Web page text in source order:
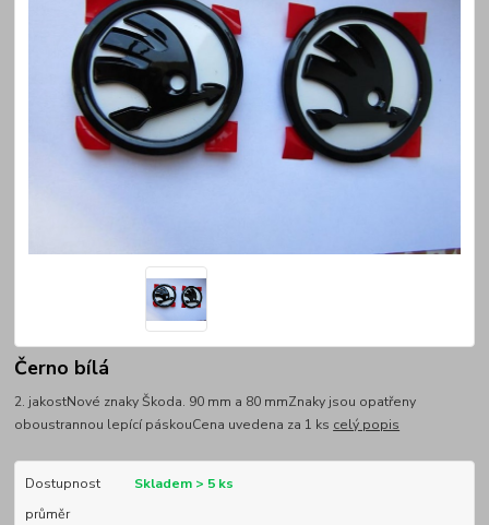
Černo bílá
2. jakostNové znaky Škoda. 90 mm a 80 mmZnaky jsou opatřeny
oboustrannou lepící páskouCena uvedena za 1 ks celý popis
Dostupnost
Skladem > 5 ks
průměr